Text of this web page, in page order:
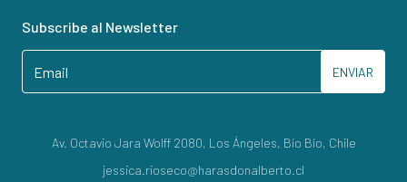
Subscribe al Newsletter
ENVIAR
Av. Octavio Jara Wolff 2080, Los Ángeles, Bío Bío, Chile
jessica.rioseco@harasdonalberto.cl